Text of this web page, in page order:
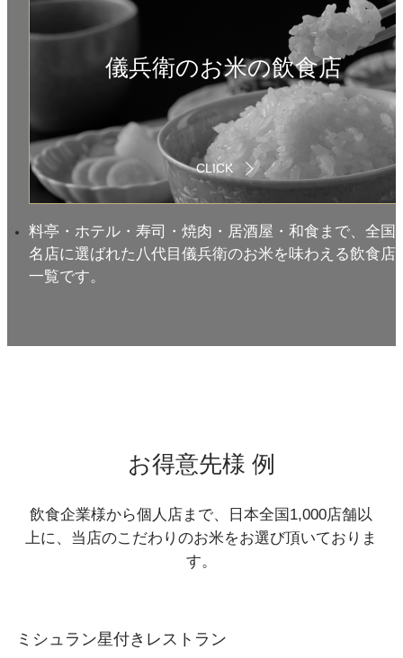
儀兵衛のお米の飲食店
CLICK
料亭・ホテル・寿司・焼肉・居酒屋・和食まで、全国
名店に選ばれた八代目儀兵衛のお米を味わえる飲食店
一覧です。
お得意先様 例
飲食企業様から個人店まで、日本全国1,000店舗以
上に、当店のこだわりのお米をお選び頂いておりま
す。
ミシュラン星付きレストラン